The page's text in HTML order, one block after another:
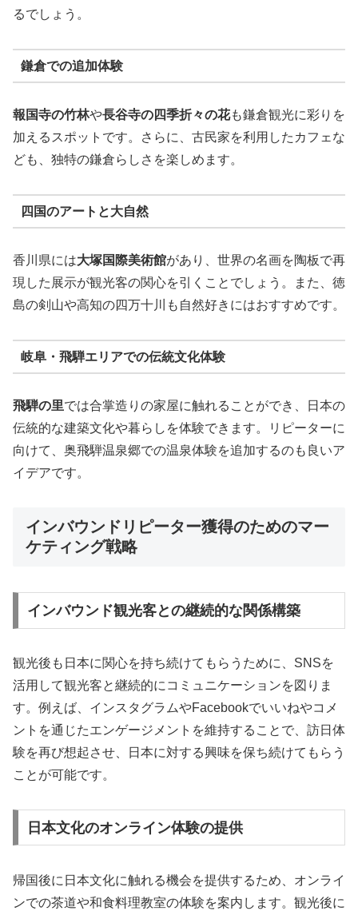
るでしょう。
鎌倉での追加体験
報国寺の竹林や長谷寺の四季折々の花も鎌倉観光に彩りを
加えるスポットです。さらに、古民家を利用したカフェな
ども、独特の鎌倉らしさを楽しめます。
四国のアートと大自然
香川県には大塚国際美術館があり、世界の名画を陶板で再
現した展示が観光客の関心を引くことでしょう。また、徳
島の剣山や高知の四万十川も自然好きにはおすすめです。
岐阜・飛騨エリアでの伝統文化体験
飛騨の里では合掌造りの家屋に触れることができ、日本の
伝統的な建築文化や暮らしを体験できます。リピーターに
向けて、奥飛騨温泉郷での温泉体験を追加するのも良いア
イデアです。
インバウンドリピーター獲得のためのマー
ケティング戦略
インバウンド観光客との継続的な関係構築
観光後も日本に関心を持ち続けてもらうために、SNSを
活用して観光客と継続的にコミュニケーションを図りま
す。例えば、インスタグラムやFacebookでいいねやコメ
ントを通じたエンゲージメントを維持することで、訪日体
験を再び想起させ、日本に対する興味を保ち続けてもらう
ことが可能です。
日本文化のオンライン体験の提供
帰国後に日本文化に触れる機会を提供するため、オンライ
ンでの茶道や和食料理教室の体験を案内します。観光後に